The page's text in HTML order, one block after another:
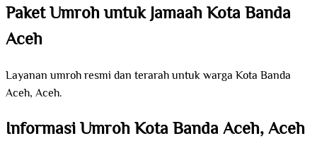
Paket Umroh untuk Jamaah Kota Banda
Aceh
Layanan umroh resmi dan terarah untuk warga Kota Banda
Aceh, Aceh.
Informasi Umroh Kota Banda Aceh, Aceh